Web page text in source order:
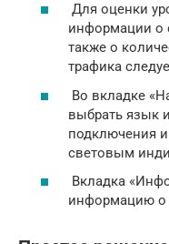
Для оценки
информации о
также о
трафика
Во вкладке
выбрать язык
подключения
световым
Вкладка
информацию о